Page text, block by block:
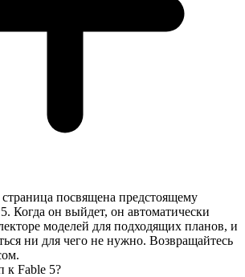
посвящена предстоящему
Когда он выйдет, он автоматически
моделей для подходящих планов, и
ни для чего не нужно. Возвращайтесь
к Fable 5?